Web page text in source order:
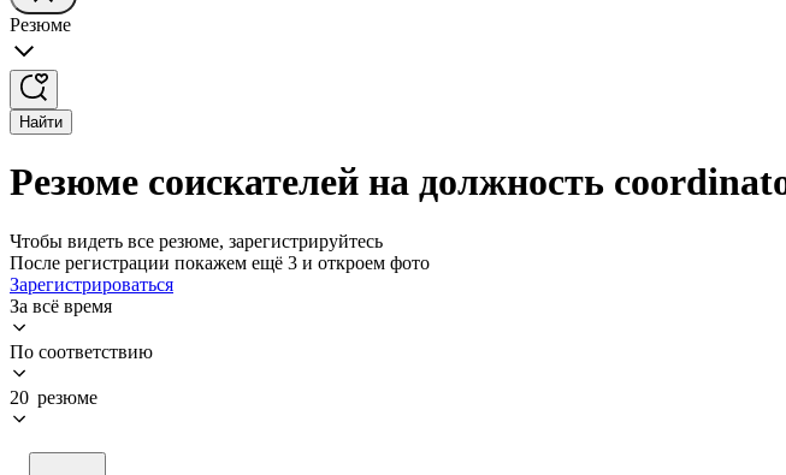
Резюме
Найти
Резюме соискателей на должность
Чтобы видеть все резюме, зарегистрируйтесь
После регистрации покажем ещё 3 и откроем фото
Зарегистрироваться
За всё время
По соответствию
20 резюме